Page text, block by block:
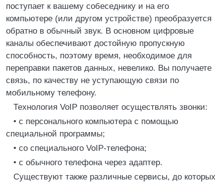
поступает к вашему собеседнику и на его
компьютере (или другом устройстве) преобразуется
обратно в обычный звук. В основном цифровые
каналы обеспечивают достойную пропускную
способность, поэтому время, необходимое для
переправки пакетов данных, невелико. Вы получаете
связь, по качеству не уступающую связи по
мобильному телефону.
Технология VoIP позволяет осуществлять звонки:
• с персонального компьютера с помощью
специальной программы;
• со специального VoIP-телефона;
• с обычного телефона через адаптер.
Существуют также различные сервисы, до которых